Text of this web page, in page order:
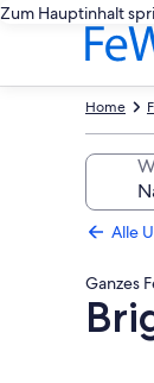
Zum Hauptinhalt
Home
Alle
Ganzes